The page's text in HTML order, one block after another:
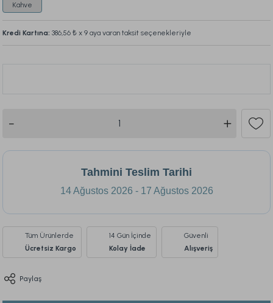
Kahve
Kredi Kartına: 386,56 ₺ x 9 aya varan taksit seçenekleriyle
Tahmini Teslim Tarihi
14 Ağustos 2026 - 17 Ağustos 2026
Tüm Ürünlerde
Ücretsiz Kargo
14 Gün İçinde
Kolay İade
Güvenli
Alışveriş
Paylaş